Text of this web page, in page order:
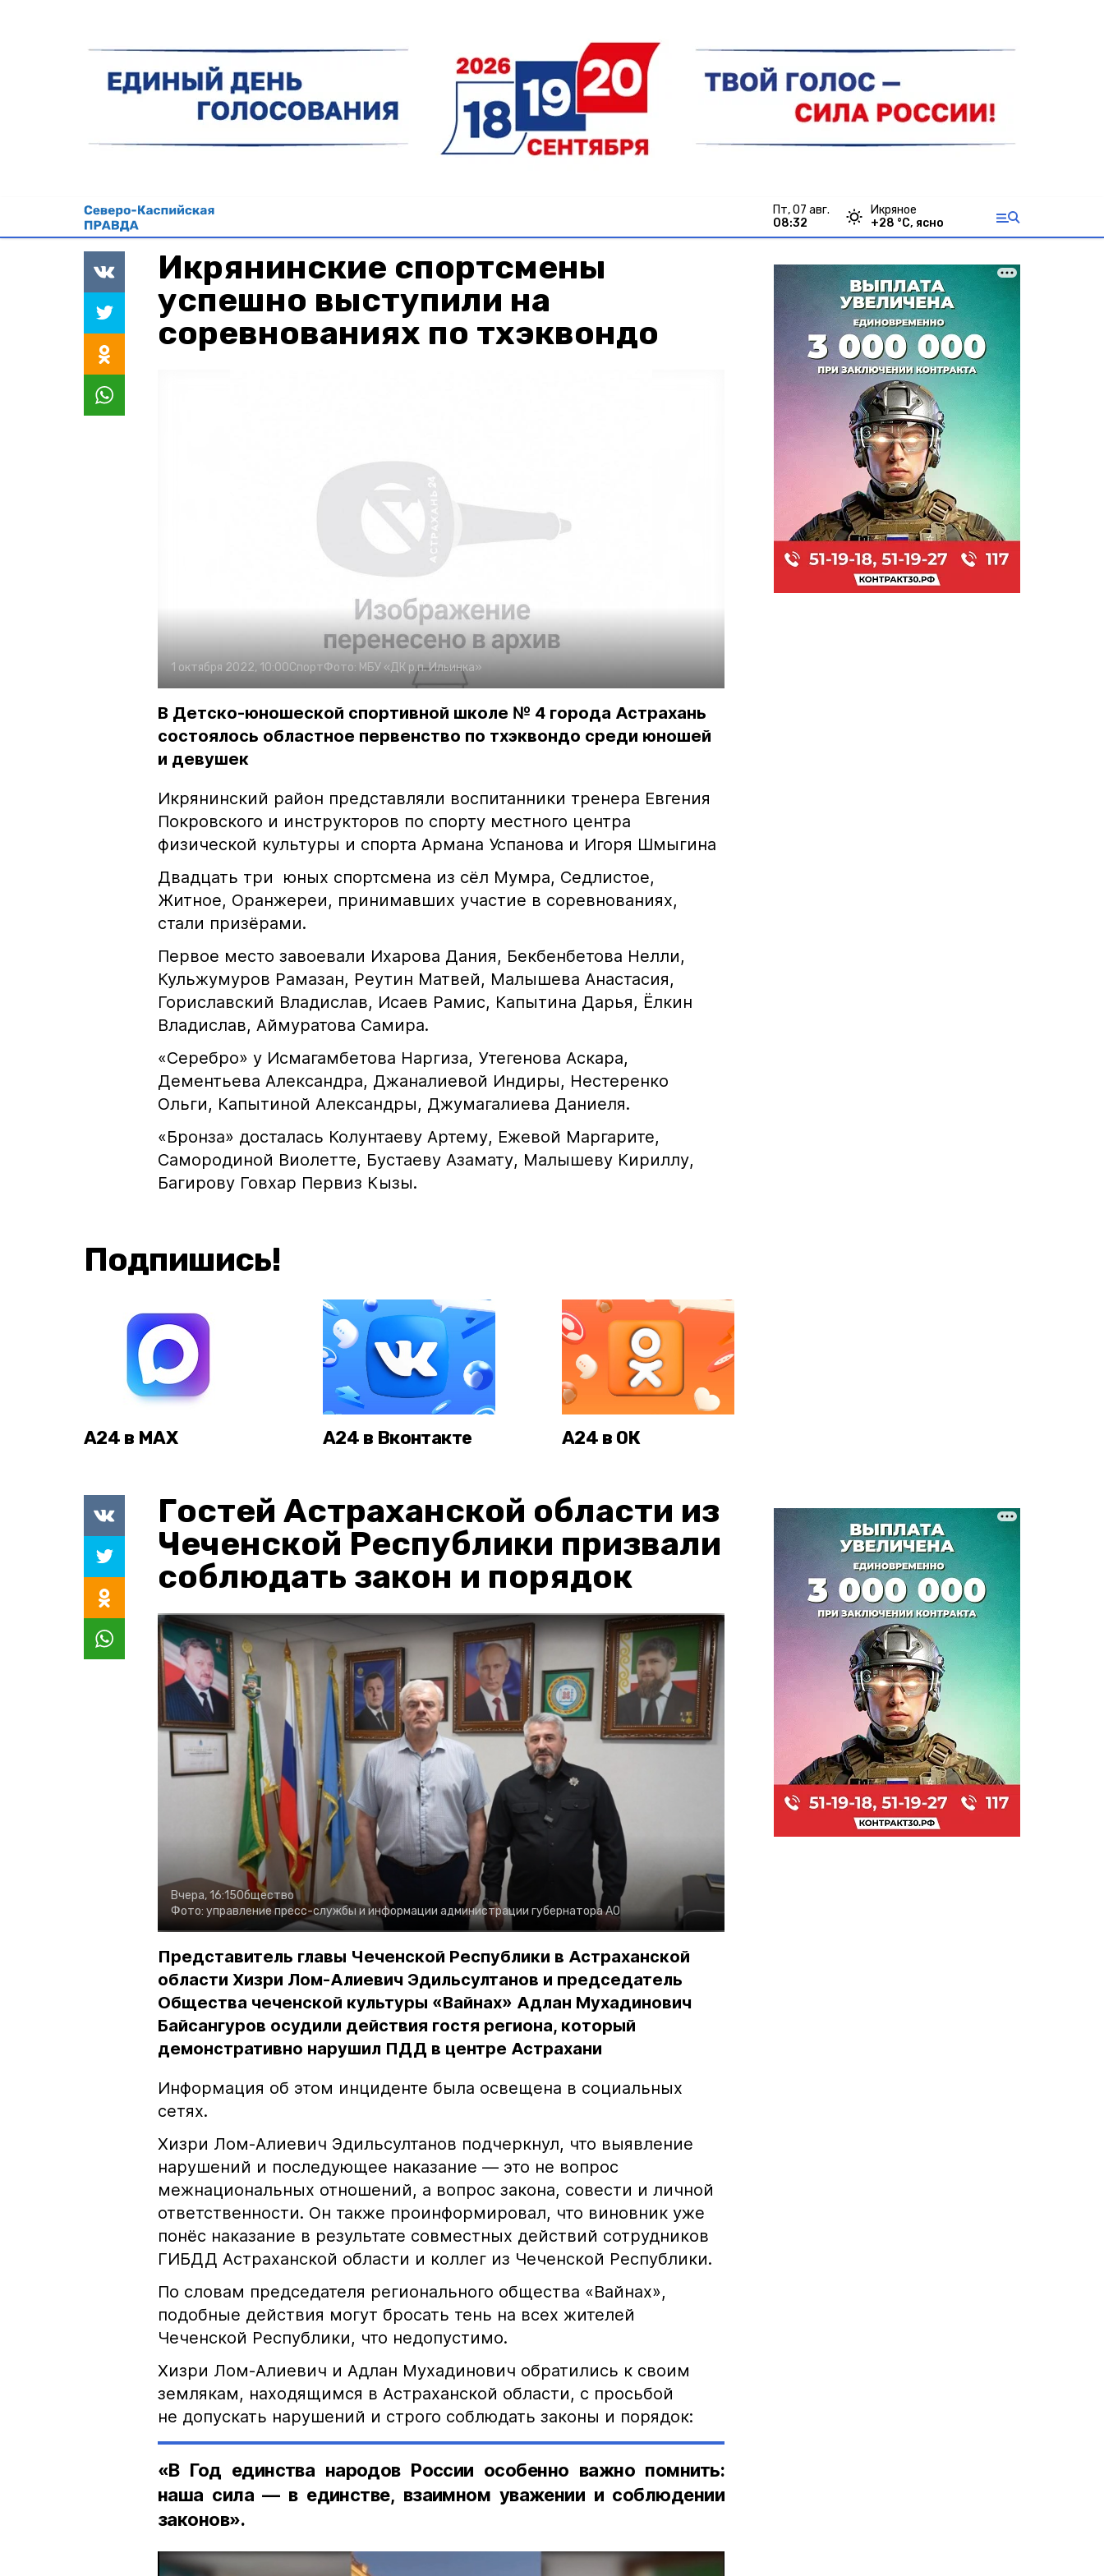
пт, 07 авг.
08:32
Икряное
+28 °С, ясно
Икрянинские спортсмены
успешно выступили на
соревнованиях по тхэквондо
1 октября 2022, 10:00СпортФото: МБУ «ДК р.п. Ильинка»
В Детско-юношеской спортивной школе № 4 города Астрахань
состоялось областное первенство по тхэквондо среди юношей
и девушек
Икрянинский район представляли воспитанники тренера Евгения
Покровского и инструкторов по спорту местного центра
физической культуры и спорта Армана Успанова и Игоря Шмыгина
Двадцать три юных спортсмена из сёл Мумра, Седлистое,
Житное, Оранжереи, принимавших участие в соревнованиях,
стали призёрами.
Первое место завоевали Ихарова Дания, Бекбенбетова Нелли,
Кульжумуров Рамазан, Реутин Матвей, Малышева Анастасия,
Гориславский Владислав, Исаев Рамис, Капытина Дарья, Ёлкин
Владислав, Аймуратова Самира.
«Серебро» у Исмагамбетова Наргиза, Утегенова Аскара,
Дементьева Александра, Джаналиевой Индиры, Нестеренко
Ольги, Капытиной Александры, Джумагалиева Даниеля.
«Бронза» досталась Колунтаеву Артему, Ежевой Маргарите,
Самородиной Виолетте, Бустаеву Азамату, Малышеву Кириллу,
Багирову Говхар Первиз Кызы.
Подпишись!
А24 в MAX А24 в Вконтакте А24 в ОК
Гостей Астраханской области из
Чеченской Республики призвали
соблюдать закон и порядок
Вчера, 16:15Общество
Фото: управление пресс-службы и информации администрации губернатора АО
Представитель главы Чеченской Республики в Астраханской
области Хизри Лом-Алиевич Эдильсултанов и председатель
Общества чеченской культуры «Вайнах» Адлан Мухадинович
Байсангуров осудили действия гостя региона, который
демонстративно нарушил ПДД в центре Астрахани
Информация об этом инциденте была освещена в социальных
сетях.
Хизри Лом-Алиевич Эдильсултанов подчеркнул, что выявление
нарушений и последующее наказание — это не вопрос
межнациональных отношений, а вопрос закона, совести и личной
ответственности. Он также проинформировал, что виновник уже
понёс наказание в результате совместных действий сотрудников
ГИБДД Астраханской области и коллег из Чеченской Республики.
По словам председателя регионального общества «Вайнах»,
подобные действия могут бросать тень на всех жителей
Чеченской Республики, что недопустимо.
Хизри Лом-Алиевич и Адлан Мухадинович обратились к своим
землякам, находящимся в Астраханской области, с просьбой
не допускать нарушений и строго соблюдать законы и порядок:
«В Год единства народов России особенно важно помнить:
наша сила — в единстве, взаимном уважении и соблюдении
законов».